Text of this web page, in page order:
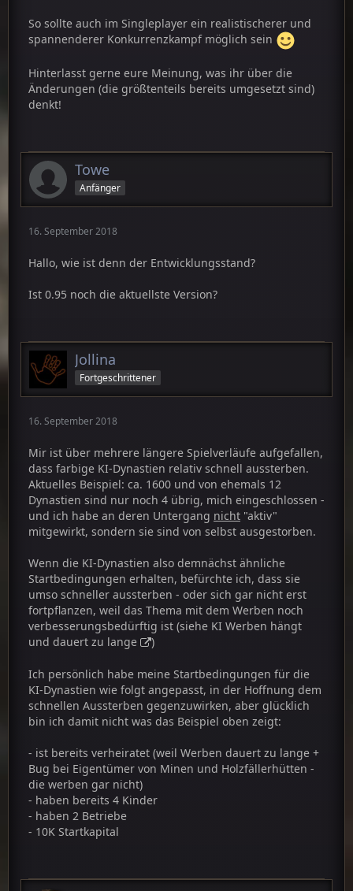
So sollte auch im Singleplayer ein realistischerer und
spannenderer Konkurrenzkampf möglich sein
Hinterlasst gerne eure Meinung, was ihr über die
Änderungen (die größtenteils bereits umgesetzt sind)
denkt!
Towe
Anfänger
16. September 2018
Hallo, wie ist denn der Entwicklungsstand?
Ist 0.95 noch die aktuellste Version?
Jollina
Fortgeschrittener
16. September 2018
Mir ist über mehrere längere Spielverläufe aufgefallen,
dass farbige KI-Dynastien relativ schnell aussterben.
Aktuelles Beispiel: ca. 1600 und von ehemals 12
Dynastien sind nur noch 4 übrig, mich eingeschlossen -
und ich habe an deren Untergang nicht "aktiv"
mitgewirkt, sondern sie sind von selbst ausgestorben.
Wenn die KI-Dynastien also demnächst ähnliche
Startbedingungen erhalten, befürchte ich, dass sie
umso schneller aussterben - oder sich gar nicht erst
fortpflanzen, weil das Thema mit dem Werben noch
verbesserungsbedürftig ist (siehe KI Werben hängt
und dauert zu lange
)
Ich persönlich habe meine Startbedingungen für die
KI-Dynastien wie folgt angepasst, in der Hoffnung dem
schnellen Aussterben gegenzuwirken, aber glücklich
bin ich damit nicht was das Beispiel oben zeigt:
- ist bereits verheiratet (weil Werben dauert zu lange +
Bug bei Eigentümer von Minen und Holzfällerhütten -
die werben gar nicht)
- haben bereits 4 Kinder
- haben 2 Betriebe
- 10K Startkapital